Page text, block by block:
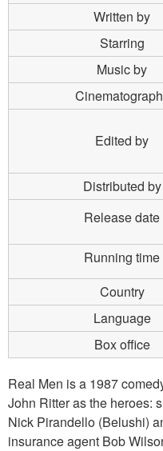
Written by
Starring
Music by
Edited by
Distributed by
Release date
Running time
Country
Language
Box office
Real Men is a 1987
John Ritter as the heroes:
Nick Pirandello (Belushi)
insurance agent Bob